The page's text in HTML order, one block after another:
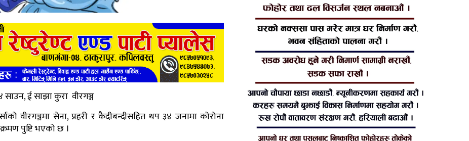
साउन, ई साझा कुरा वीरगञ्ज
वीरगञ्जमा सेना, प्रहरी र कैदीबन्दीसहित थप ३४ जनामा कोरोना
पुष्टि भएको छ ।